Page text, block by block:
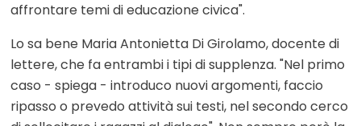
affrontare temi di educazione civica".
Lo sa bene Maria Antonietta Di Girolamo, docente di
lettere, che fa entrambi i tipi di supplenza. "Nel primo
caso - spiega - introduco nuovi argomenti, faccio
ripasso o prevedo attività sui testi, nel secondo cerco